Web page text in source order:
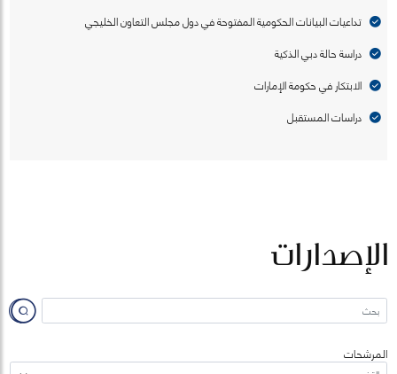
تداعيات البيانات الحكومية المفتوحة في دول مجلس التعاون الخليجي
دراسة حالة دبي الذكية
الابتكار في حكومة الإمارات
دراسات المستقبل
الإصدارات
المرشحات